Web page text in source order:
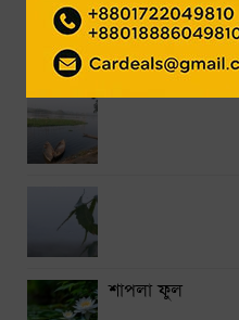
শেয়ার কেলেঙ্কারির মামলা
শিগগির দেবে দুদক
শাপলা ফুল